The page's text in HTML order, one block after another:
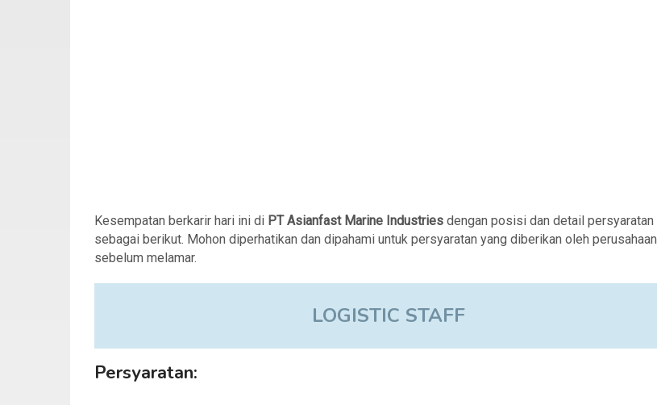
Kesempatan berkarir hari ini di PT Asianfast Marine Industries dengan posisi dan detail persyaratan
sebagai berikut. Mohon diperhatikan dan dipahami untuk persyaratan yang diberikan oleh perusahaan
sebelum melamar.
LOGISTIC STAFF
Persyaratan: